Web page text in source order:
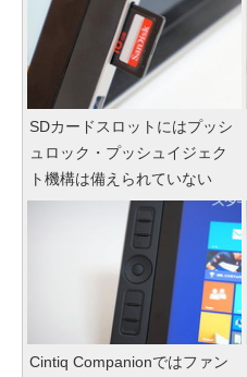
SDカードスロットにはプッシ
ュロック・プッシュイジェク
ト機構は備えられていない
Cintiq Companionではファン